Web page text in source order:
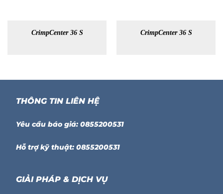
CrimpCenter 36 S CrimpCenter 36 S
THÔNG TIN LIÊN HỆ
Yêu cầu báo giá: 0855200531
Hỗ trợ kỹ thuật: 0855200531
GIẢI PHÁP & DỊCH VỤ